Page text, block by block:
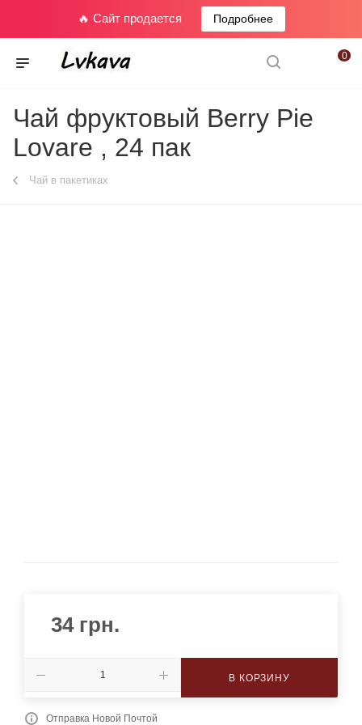
🔥 Сайт продается Подробнее
0
Чай фруктовый Berry Pie
Lovare , 24 пак
Чай в пакетиках
34грн.
В КОРЗИНУ
Отправка Новой Почтой